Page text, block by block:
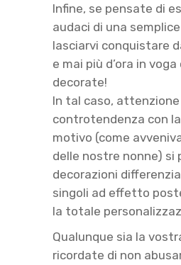
Infine, se pensate di
audaci di una
lasciarvi conquistare
e mai più d’ora in
decorate!
In tal caso,
controtendenza con
motivo (come
delle nostre nonne) si
decorazioni
singoli ad effetto
la totale
Qualunque sia la
ricordate di non